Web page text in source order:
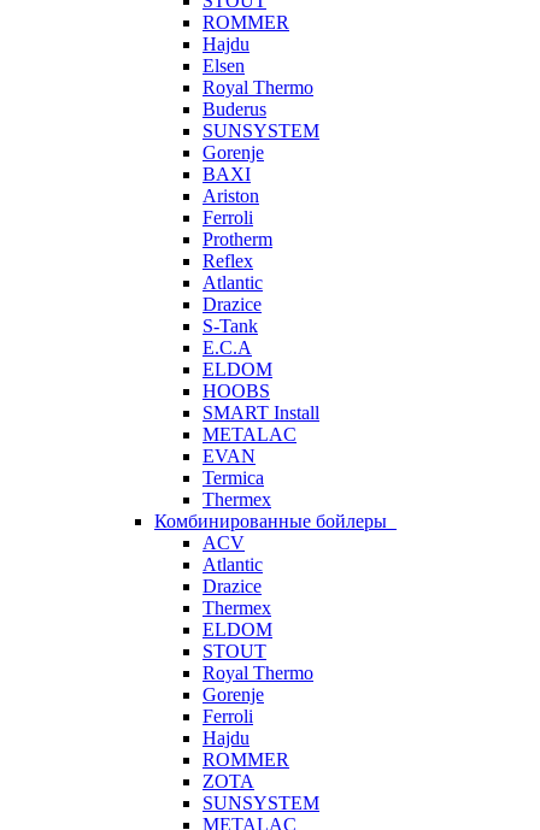
ROMMER
Hajdu
Elsen
Royal Thermo
Buderus
SUNSYSTEM
Gorenje
BAXI
Ariston
Ferroli
Protherm
Reflex
Atlantic
Drazice
S-Tank
E.C.A
ELDOM
HOOBS
SMART Install
METALAC
EVAN
Termica
Thermex
Комбинированные бойлеры
ACV
Atlantic
Drazice
Thermex
ELDOM
STOUT
Royal Thermo
Gorenje
Ferroli
Hajdu
ROMMER
ZOTA
SUNSYSTEM
METALAC